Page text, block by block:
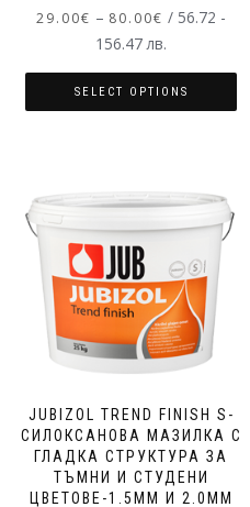
29.00€ – 80.00€ / 56.72 -
156.47 лв.
SELECT OPTIONS
JUBIZOL TREND FINISH S-
СИЛОКСАНОВА МАЗИЛКА С
ГЛАДКА СТРУКТУРА ЗА
ТЪМНИ И СТУДЕНИ
ЦВЕТОВЕ-1.5MM И 2.0MM